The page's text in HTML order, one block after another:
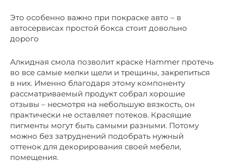
Это особенно важно при покраске авто – в
автосервисах простой бокса стоит довольно
дорого
Алкидная смола позволит краске Hammer протечь
во все самые мелки щели и трещины, закрепиться
в них. Именно благодаря этому компоненту
рассматриваемый продукт собрал хорошие
отзывы – несмотря на небольшую вязкость, он
практически не оставляет потеков. Красящие
пигменты могут быть самыми разными. Потому
можно без затруднений подобрать нужный
оттенок для декорирования своей мебели,
помещения.